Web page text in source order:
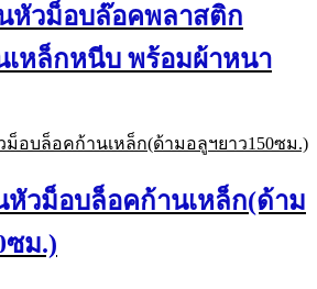
หัวม็อบล๊อคพลาสติก
เหล็กหนีบ พร้อมผ้าหนา
วม็อบล็อคก้านเหล็ก(ด้าม
ซม.)